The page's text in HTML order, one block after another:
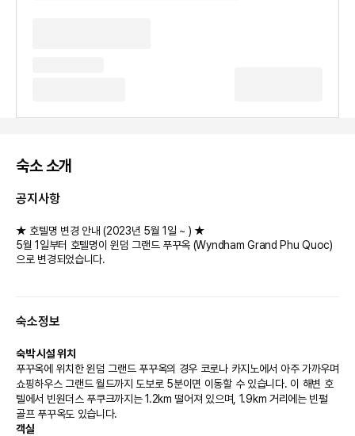
숙소 소개
공지사항
★ 호텔명 변경 안내 (2023년 5월 1일 ~ ) ★
5월 1일부터 호텔명이 윈덤 그랜드 푸꾸옥 (Wyndham Grand Phu Quoc)
으로 변경되었습니다.
숙소정보
숙박 시설 위치
푸꾸옥에 위치한 윈덤 그랜드 푸꾸옥의 경우 코로나 카지노에서 아주 가까우며
쇼핑하우스 그랜드 월드까지 도보로 5분이면 이동할 수 있습니다. 이 해변 호
텔에서 빈원더스 푸쿠크까지는 1.2km 떨어져 있으며, 1.9km 거리에는 빈펄
골프 푸꾸옥도 있습니다.
객실